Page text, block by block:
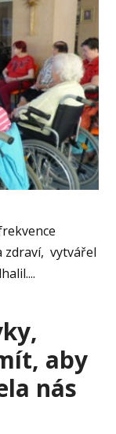
zdraví, vytvářel
aby
nás